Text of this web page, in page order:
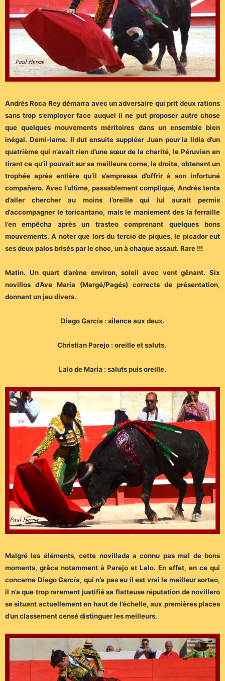
Andrés Roca Rey démarra avec un adversaire qui prit deux rations
sans trop s’employer face auquel il ne put proposer autre chose
que quelques mouvements méritoires dans un ensemble bien
inégal. Demi-lame. Il dut ensuite suppléer Juan pour la lidia d’un
quatrième qui n’avait rien d’une sœur de la charité, le Péruvien en
tirant ce qu’il pouvait sur sa meilleure corne, la droite, obtenant un
trophée après entière qu’il s’empressa d’offrir à son infortuné
compañero. Avec l’ultime, passablement compliqué, Andrés tenta
d’aller chercher au moins l’oreille qui lui aurait permis
d’accompagner le toricantano, mais le maniement des la ferraille
l’en empêcha après un trasteo comprenant quelques bons
mouvements. A noter que lors du tercio de piques, le picador eut
ses deux palos brisés par le choc, un à chaque assaut. Rare !!!
Matin. Un quart d’arène environ, soleil avec vent gênant. Six
novillos d’Ave María (Margé/Pagés) corrects de présentation,
donnant un jeu divers.
Diego García : silence aux deux.
Christian Parejo : oreille et saluts.
Lalo de María : saluts puis oreille.
Malgré les éléments, cette novillada a connu pas mal de bons
moments, grâce notamment à Parejo et Lalo. En effet, en ce qui
concerne Diego García, qui n’a pas eu il est vrai le meilleur sorteo,
il n’a que trop rarement justifié sa flatteuse réputation de novillero
se situant actuellement en haut de l’échelle, aux premières places
d’un classement censé distinguer les meilleurs.